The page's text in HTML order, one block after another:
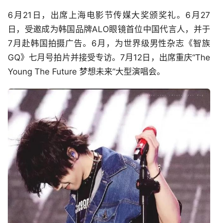
6月21日，出席上海电影节传媒大奖颁奖礼。6月27
日，受邀成为韩国品牌ALO眼镜首位中国代言人，并于
7月赴韩国拍摄广告。6月，为世界级男性杂志《智族
GQ》七月号拍片并接受专访。7月12日，出席重庆“The
Young The Future 梦想未来”大型演唱会。